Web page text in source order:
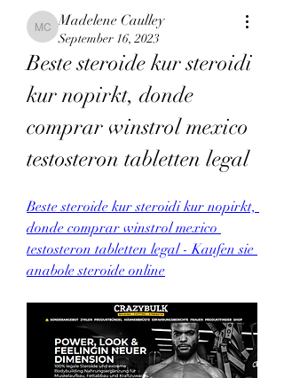
Madelene Caulley
Madelene Caulley
September 16, 2023
Beste steroide kur steroidi
kur nopirkt, donde
comprar winstrol mexico
testosteron tabletten legal
Beste steroide kur steroidi kur nopirkt,
donde comprar winstrol mexico
testosteron tabletten legal - Kaufen sie
anabole steroide online